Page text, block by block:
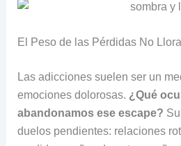
El Peso de las Pérdidas No
Las adicciones suelen ser un
emociones dolorosas. ¿Qué
abandonamos ese escape?
duelos pendientes: relaciones